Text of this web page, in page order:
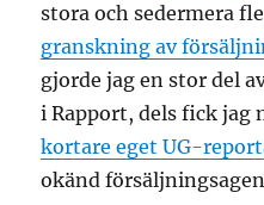
stora och sedermera
granskning av
gjorde jag en stor del
i Rapport, dels fick
kortare eget UG-
okänd